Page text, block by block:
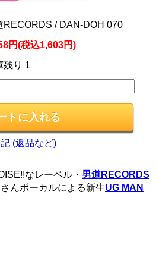
RECORDS / DAN-DOH 070
円(税込1,603円)
残り 1
(返品など)
なレーベル・ 男道RECORDS
んボーカルによる新生UG MAN